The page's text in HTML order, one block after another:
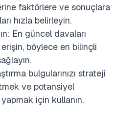
faktörlere ve sonuçlara
hızla belirleyin.
En güncel davaları
böylece en bilinçli
bulgularınızı strateji
ve potansiyel
için kullanın.